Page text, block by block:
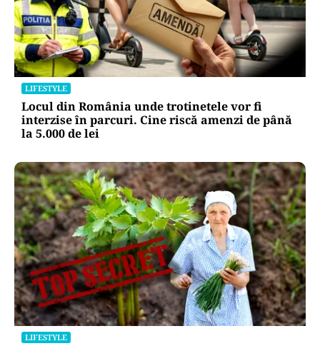
LIFESTYLE
Locul din România unde trotinetele vor fi
interzise în parcuri. Cine riscă amenzi de până
la 5.000 de lei
LIFESTYLE